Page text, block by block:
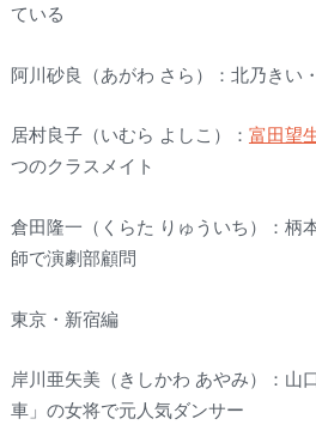
ている
阿川砂良（あがわ さら）：北乃きい
居村良子（いむら よしこ）： 富田望
つのクラスメイト
倉田隆一（くらた りゅういち）：柄
師で演劇部顧問
東京・新宿編
岸川亜矢美（きしかわ あやみ）：山
車」の女将で元人気ダンサー